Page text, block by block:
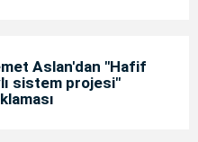
Aslan'dan "Hafif
sistem projesi"